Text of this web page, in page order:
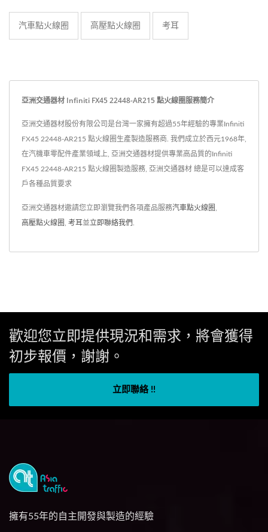
汽車點火線圈 高壓點火線圈 考耳
亞洲交通器材 Infiniti FX45 22448-AR215 點火線圈服務簡介
亞洲交通器材股份有限公司是台灣一家擁有超過55年經驗的專業Infiniti
FX45 22448-AR215 點火線圈生產製造服務商. 我們成立於西元1968年,
在汽機車零配件產業領域上, 亞洲交通器材提供專業高品質的Infiniti
FX45 22448-AR215 點火線圈製造服務, 亞洲交通器材 總是可以達成客
戶各種品質要求
亞洲交通器材邀請您立即瀏覽我們各項產品服務汽車點火線圈
高壓點火線圈 考耳並立即聯絡我們
歡迎您立即提供現況和需求，將會獲得
初步報價，謝謝。
立即聯絡 !!
擁有55年的自主開發與製造的經驗